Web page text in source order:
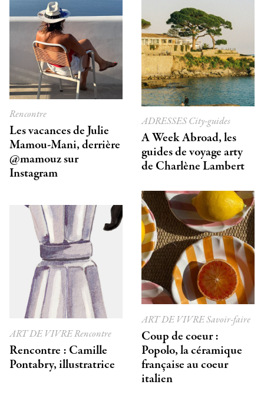
Rencontre
Les vacances de Julie
Mamou-Mani, derrière
@mamouz sur
Instagram
ADRESSESCity-guides
A Week Abroad, les
guides de voyage arty
de Charlène Lambert
ART DE VIVRERencontre
Rencontre : Camille
Pontabry, illustratrice
ART DE VIVRESavoir-faire
Coup de coeur :
Popolo, la céramique
française au coeur
italien